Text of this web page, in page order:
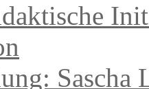
Sascha